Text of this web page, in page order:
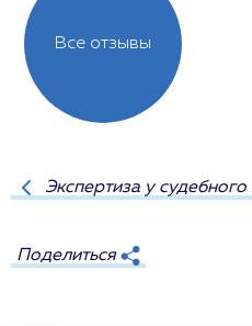
Все отзывы
Экспертиза у судебного
Поделиться